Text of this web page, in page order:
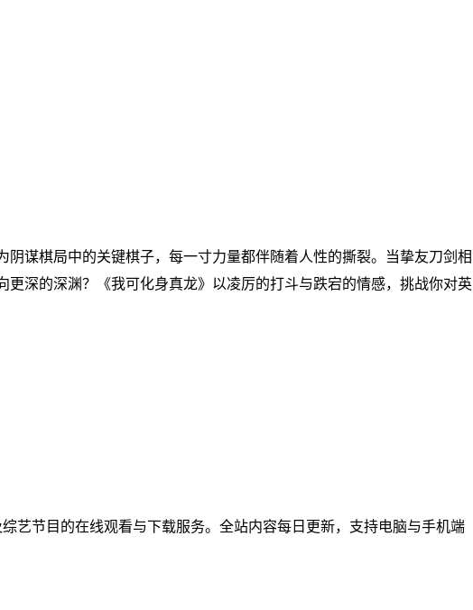
谋棋局中的关键棋子，每一寸力量都伴随着人性的撕裂。当挚友刀剑相
深的深渊？《我可化身真龙》以凌厉的打斗与跌宕的情感，挑战你对英
艺节目的在线观看与下载服务。全站内容每日更新，支持电脑与手机端